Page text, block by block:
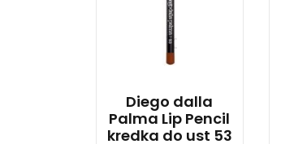
Diego dalla
Palma Lip Pencil
kredka do ust 53